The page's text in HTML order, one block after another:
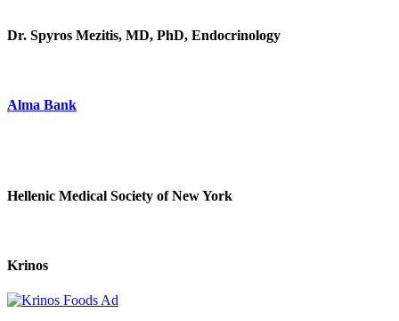
Dr. Spyros Mezitis, MD, PhD, Endocrinology
Alma Bank
Hellenic Medical Society of New York
Krinos